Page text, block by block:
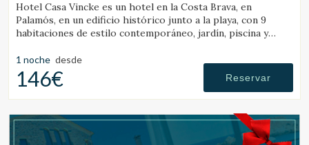
Hotel Casa Vincke es un hotel en la Costa Brava, en
Palamós, en un edificio histórico junto a la playa, con 9
habitaciones de estilo contemporáneo, jardín, piscina y
1 noche desde
146€ Reservar